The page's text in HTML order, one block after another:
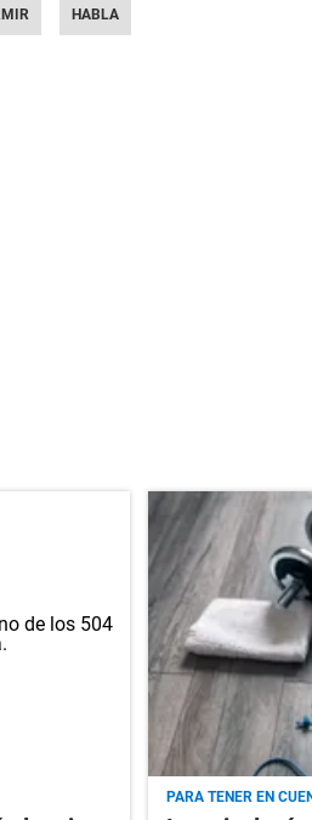
HABLA
PARA TENER EN